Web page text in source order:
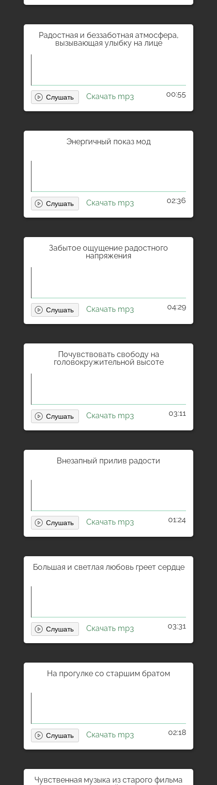
Радостная и беззаботная атмосфера,
вызывающая улыбку на лице
Скачать mp3 00:55
Энергичный показ мод
Скачать mp3 02:36
Забытое ощущение радостного
напряжения
Скачать mp3 04:29
Почувствовать свободу на
головокружительной высоте
Скачать mp3 03:11
Внезапный прилив радости
Скачать mp3 01:24
Большая и светлая любовь греет сердце
Скачать mp3 03:31
На прогулке со старшим братом
Скачать mp3 02:18
Чувственная музыка из старого фильма